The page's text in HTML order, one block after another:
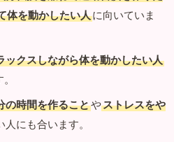
体を動かしたい人に向いていま
ックスしながら体を動かしたい人
の時間を作ることやストレスをや
にも合います。